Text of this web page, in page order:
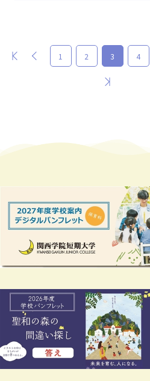
最初 前 1 2 3 4
最後